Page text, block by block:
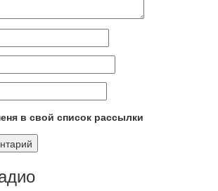
в свой список рассылки